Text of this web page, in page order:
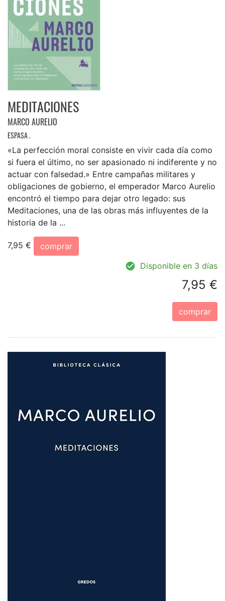
MEDITACIONES
MARCO AURELIO
ESPASA .
«La perfección moral consiste en vivir cada día como
si fuera el último, no ser apasionado ni indiferente y no
actuar con falsedad.» Entre campañas militares y
obligaciones de gobierno, el emperador Marco Aurelio
encontró el tiempo para dejar otro legado: sus
Meditaciones, una de las obras más influyentes de la
historia de la ...
7,95 €
comprar
Disponible en 3 días
7,95 €
comprar